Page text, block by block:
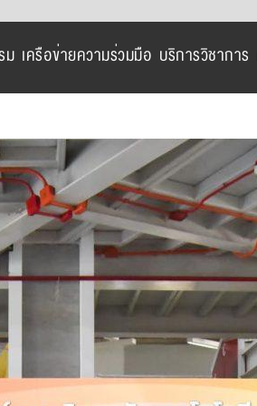
ม เครือข่ายความร่วมมือ บริการวิชาการ